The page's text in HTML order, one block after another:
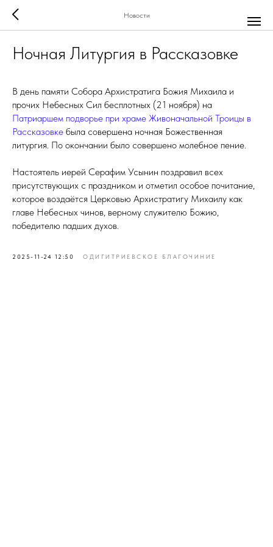
Новости
Ночная Литургия в Рассказовке
В день памяти Собора Архистратига Божия Михаила и
прочих Небесных Сил бесплотных (21 ноября) на
Патриаршем подворье при храме Живоначальной Троицы в
Рассказовке была совершена ночная Божественная
литургия. По окончании было совершено молебное пение.
Настоятель иерей Серафим Усынин поздравил всех
присутствующих с праздником и отметил особое почитание,
которое воздаётся Церковью Архистратигу Михаилу как
главе Небесных чинов, верному служителю Божию,
победителю падших духов.
2025-11-24 12:50 ОДИГИТРИЕВСКОЕ БЛАГОЧИНИЕ